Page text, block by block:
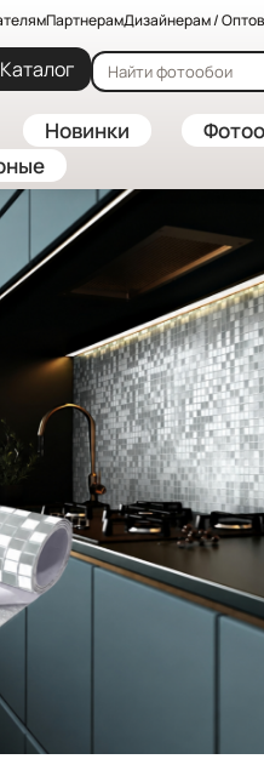
ПартнерамДизайнерам /
Каталог
Новинки
стеновые панели ПВХ